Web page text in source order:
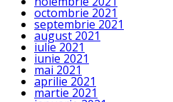
octombrie 2021
septembrie 2021
august 2021
iulie 2021
iunie 2021
mai 2021
aprilie 2021
martie 2021